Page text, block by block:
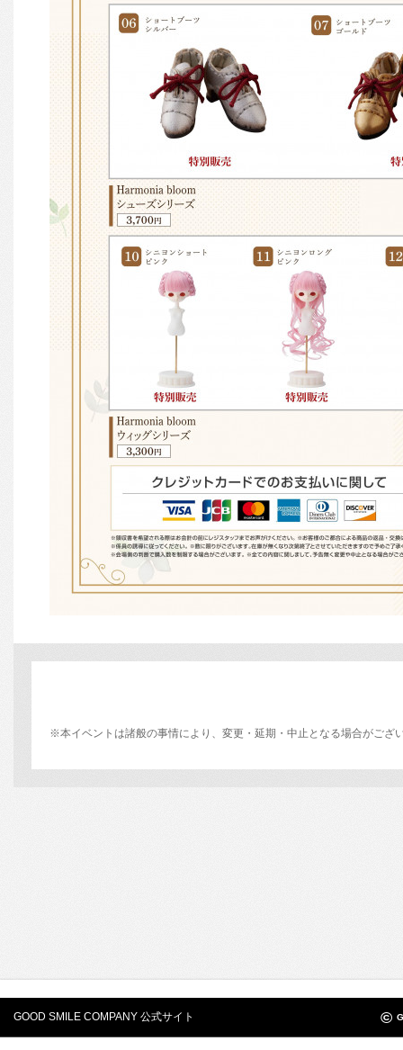
※本イベントは諸般の事情により、変更・延期・中止となる場合がござ
GOOD SMILE COMPANY 公式サイト ©